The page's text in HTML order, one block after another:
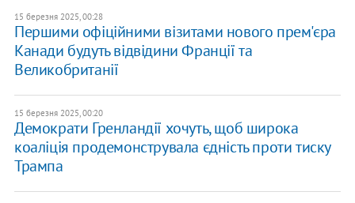
15 березня 2025, 00:28
Першими офіційними візитами нового прем'єра
Канади будуть відвідини Франції та
Великобританії
15 березня 2025, 00:20
Демократи Гренландії хочуть, щоб широка
коаліція продемонструвала єдність проти тиску
Трампа